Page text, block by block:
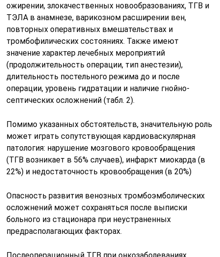
ожирении, злокачественных новообразованиях, ТГВ и
ТЭЛА в анамнезе, варикозном расширении вен,
повторных оперативных вмешательствах и
тромбофилических состояниях. Также имеют
значение характер лечебных мероприятий
(продолжительность операции, тип анестезии),
длительность постельного режима до и после
операции, уровень гидратации и наличие гнойно-
септических осложнений (табл. 2).
Помимо указанных обстоятельств, значительную роль
может играть сопутствующая кардиоваскулярная
патология: нарушение мозгового кровообращения
(ТГВ возникает в 56% случаев), инфаркт миокарда (в
22%) и недостаточность кровообращения (в 20%)
Опасность развития венозных тромбоэмболических
осложнений может сохраняться после выписки
больного из стационара при неустраненных
предрасполагающих факторах.